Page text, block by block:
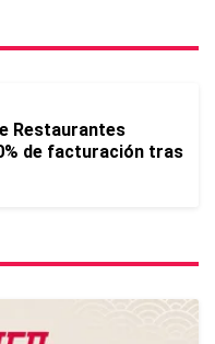
Restaurantes
de facturación tras